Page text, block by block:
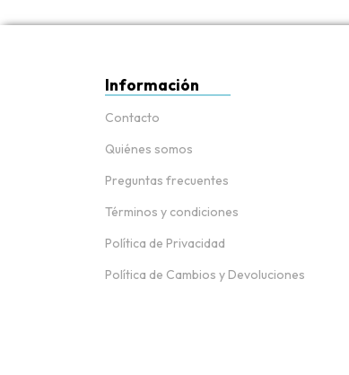
Información
Contacto
Quiénes somos
Preguntas frecuentes
Términos y condiciones
Política de Privacidad
Política de Cambios y Devoluciones